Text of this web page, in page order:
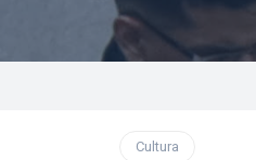
Cultura